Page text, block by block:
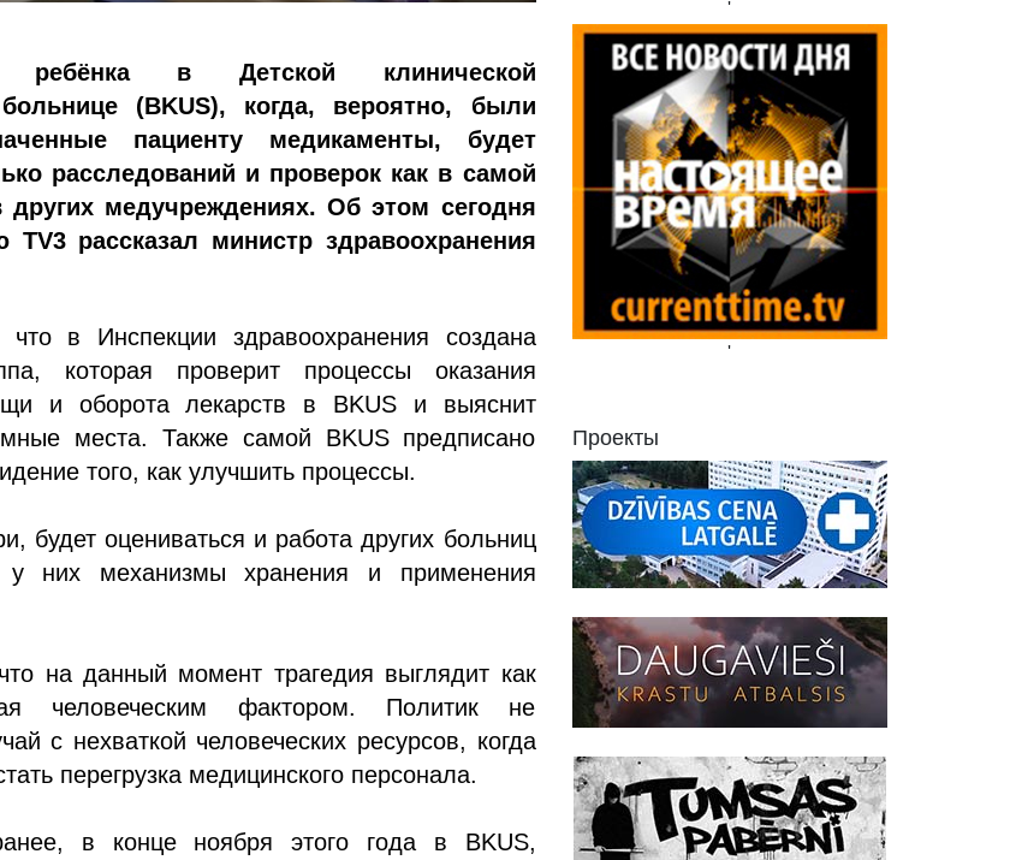
ребёнка в Детской клинической
больнице (BKUS), когда, вероятно, были
пациенту медикаменты, будет
расследований и проверок как в самой
других медучреждениях. Об этом сегодня
рассказал министр здравоохранения
в Инспекции здравоохранения создана
которая проверит процессы оказания
и оборота лекарств в BKUS и выяснит
места. Также самой BKUS предписано
того, как улучшить процессы.
будет оцениваться и работа других больниц
них механизмы хранения и применения
на данный момент трагедия выглядит как
человеческим фактором. Политик не
с нехваткой человеческих ресурсов, когда
перегрузка медицинского персонала.
в конце ноября этого года в BKUS,
'
'
Проекты